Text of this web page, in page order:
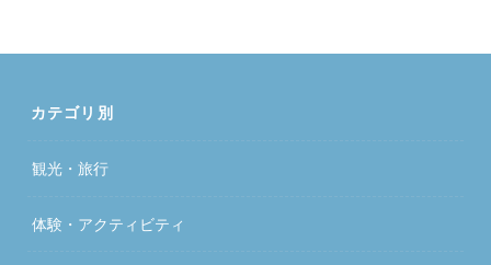
カテゴリ別
観光・旅行
体験・アクティビティ